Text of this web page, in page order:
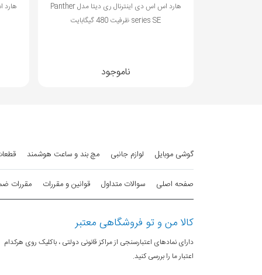
نورپردازی RGB قابل شخصی سازیهارد اس اس دی اینترنال ری دیتا مدل Panther
series SE ظرفیت 240 گیگابایت
ناموجود
گوشی موبایل لوازم جانبی مچ بند و ساعت هوشمند
صفحه اصلی سوالات متداول قوانین و مقررات مقررات ضمانت
کالا من و تو فروشگاهی معتبر
دارای نمادهای اعتبارسنجی از مراکز قانونی دولتی ، باکلیک روی هرکدام
اعتبار ما را بررسی کنید.